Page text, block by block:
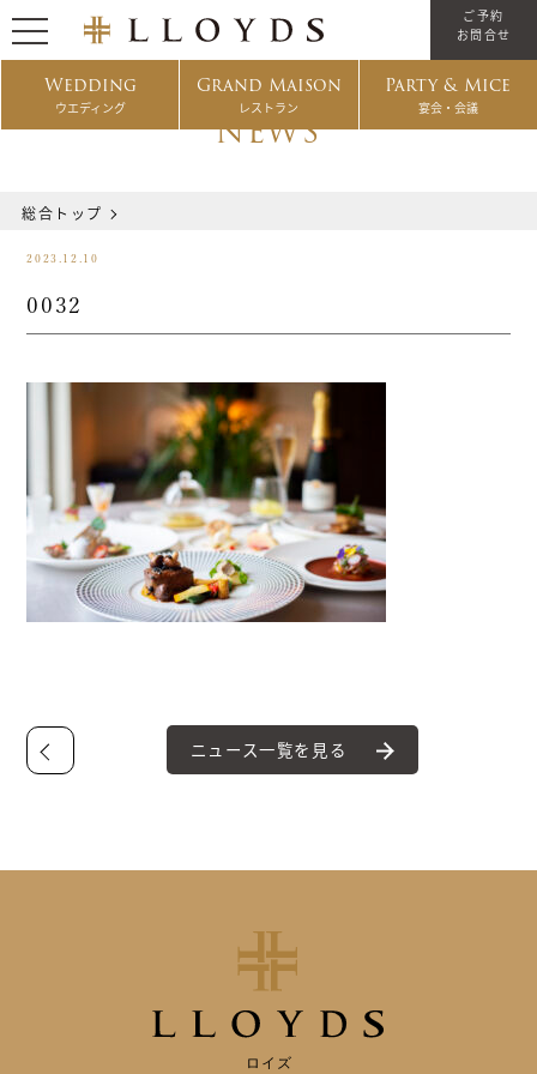
Wedding
ウエディング
Grand Maison
レストラン
Party & Mice
宴会・会議
ご予約
お問合せ
NEWS
総合トップ
2023.12.10
0032
ニュース一覧を見る
ロイズ